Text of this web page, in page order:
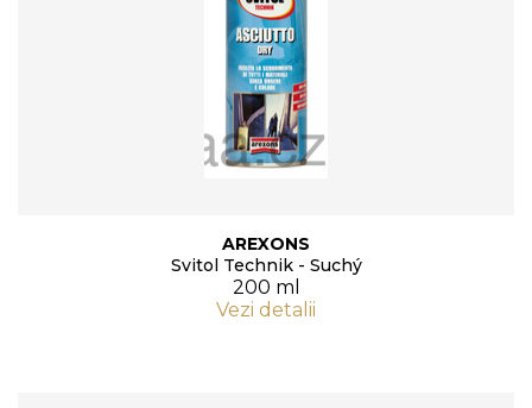
AREXONS
Svitol Technik - Suchý
200 ml
Vezi detalii